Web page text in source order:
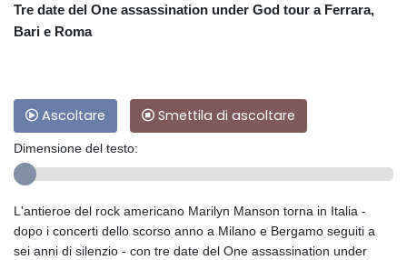
Tre date del One assassination under God tour a Ferrara,
Bari e Roma
Ascoltare Smettila di ascoltare
Dimensione del testo:
L'antieroe del rock americano Marilyn Manson torna in Italia -
dopo i concerti dello scorso anno a Milano e Bergamo seguiti a
sei anni di silenzio - con tre date del One assassination under